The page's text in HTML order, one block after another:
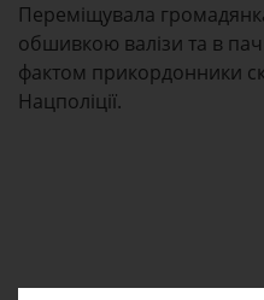
Переміщувала
обшивкою валізи та в
фактом прикордонники
Нацполіції.